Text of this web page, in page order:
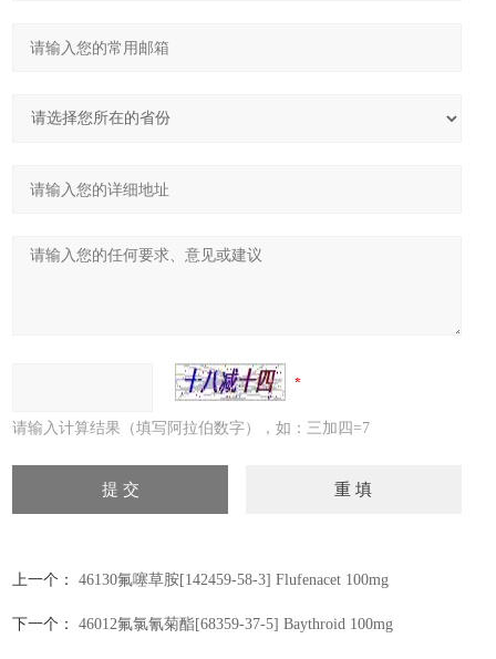
请输入计算结果（填写阿拉伯数字），如：三加四=7
上一个： 46130氟噻草胺[142459-58-3] Flufenacet 100mg
下一个： 46012氟氯氰菊酯[68359-37-5] Baythroid 100mg